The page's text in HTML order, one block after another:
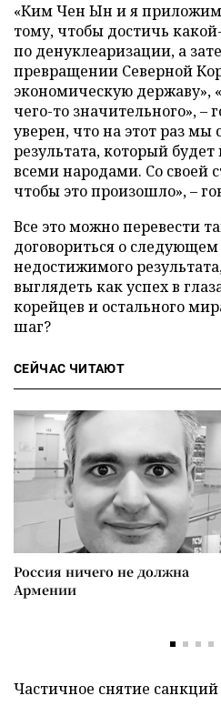
«Ким Чен Ын и я
тому, чтобы достичь
по денуклеаризации, а
превращении Северной
экономическую державу»,
чего-то значительного», –
уверен, что на этот раз
результата, который будет
всеми народами. Со своей
чтобы это произошло», –
Все это можно перевести
договориться о
недостижимого
выглядеть как успех в
корейцев и остального
шаг?
СЕЙЧАС ЧИТАЮТ
Россия ничего не должна
Армении
Частичное снятие